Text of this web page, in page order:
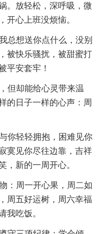
。放轻松，深呼吸，微
开心上班没烦恼。
总想送你点什么，没别
被快乐骚扰，被甜蜜打
平安套牢！
但却能给心灵带来温
的日子一样的心声：周
你轻轻拥抱，困难见你
寞见你尽往边靠，吉祥
，新的一周开心。
：周一开心果，周二如
周五好运树，周六幸福
我吃饭。